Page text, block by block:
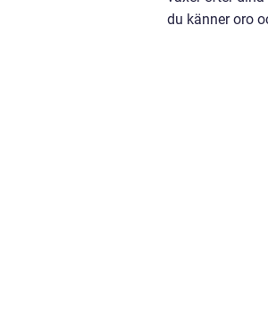
du känner oro